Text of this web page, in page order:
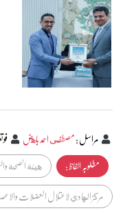
مراسل:مصطفى احمد باهض
مطلوبہ الفاظ :
هيئة الصحة
مركز الهادي لاعتلال العضلات